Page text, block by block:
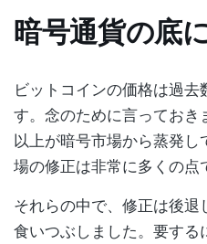
暗号通貨の底
ビットコインの価格は過
す。念のために言っておき
以上が暗号市場から蒸発し
場の修正は非常に多くの点
それらの中で、修正は後
食いつぶしました。要す